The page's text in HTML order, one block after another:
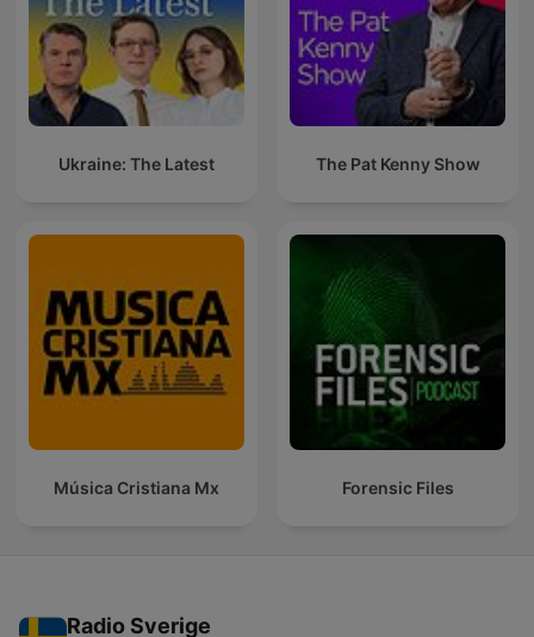
Ukraine: The Latest The Pat Kenny Show
Música Cristiana Mx Forensic Files
Radio Sverige